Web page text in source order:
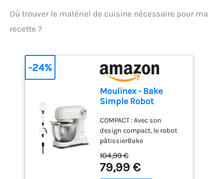
Où trouver le matériel de cuisine nécessaire pour ma
recette ?
Moulinex - Bake
Simple Robot
fouet, batteur et
crochet
COMPACT : Avec son
design compact, le robot
pâtissierBake
Simples'adapte
parfaitement à toutes les
cuisines - sataillen'est pas
104,99 €
79,99 €
-24%